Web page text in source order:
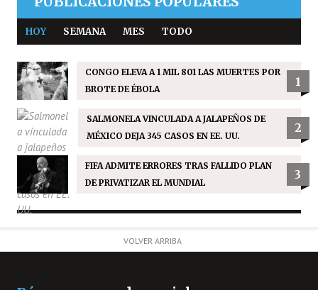
HOY SEMANA MES TODO
CONGO ELEVA A 1 MIL 801 LAS MUERTES POR
BROTE DE ÉBOLA
1
SALMONELA VINCULADA A JALAPEÑOS DE
MÉXICO DEJA 345 CASOS EN EE. UU.
2
FIFA ADMITE ERRORES TRAS FALLIDO PLAN
DE PRIVATIZAR EL MUNDIAL
3
VOLVER ARRIBA